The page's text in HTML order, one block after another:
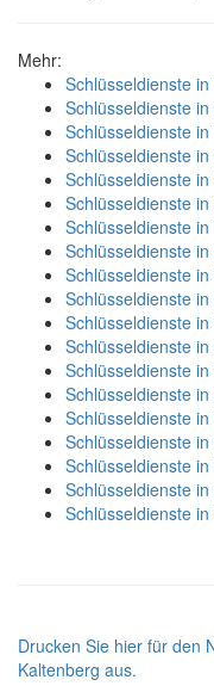
Mehr:
Schlüsseldienste
Schlüsseldienste
Schlüsseldienste
Schlüsseldienste in
Schlüsseldienste
Schlüsseldienste
Schlüsseldienste in
Schlüsseldienste
Schlüsseldienste
Schlüsseldienste
Schlüsseldienste in
Schlüsseldienste
Schlüsseldienste
Schlüsseldienste
Schlüsseldienste
Schlüsseldienste
Schlüsseldienste
Schlüsseldienste
Schlüsseldienste
Drucken Sie hier für den
Kaltenberg aus.